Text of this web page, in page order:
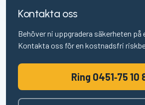
Kontakta oss
Behöver ni uppgradera säkerheten på
Kontakta oss för en kostnadsfri
Ring 0451‑75 10